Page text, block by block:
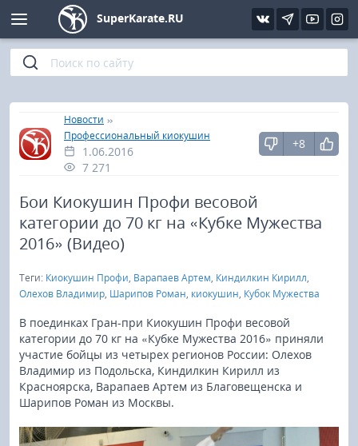
SuperKarate.RU
Главная
»
Новости »
Профессиональный киокушин
1.06.2016
7 271
+8
Бои Киокушин Профи весовой
категории до 70 кг на «Кубке Мужества
2016» (Видео)
Теги: Киокушин Профи, Варапаев Артем, Киндилкин Кирилл,
Олехов Владимир, Шарипов Роман, киокушин, Кубок Мужества
В поединках Гран-при Киокушин Профи весовой
категории до 70 кг на «Кубке Мужества 2016» приняли
участие бойцы из четырех регионов России: Олехов
Владимир из Подольска, Киндилкин Кирилл из
Красноярска, Варапаев Артем из Благовещенска и
Шарипов Роман из Москвы.
Киокушинкай
Кёкусин (IFK)
Шинкиокушинкай
Кикбоксинг и K-1
UFC и MMA
Муай тай
Фото
Видео
Интервью
Статьи
Уроки каратэ
Файлы
Библиотека